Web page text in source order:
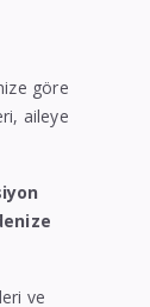
göre
aileye
ve